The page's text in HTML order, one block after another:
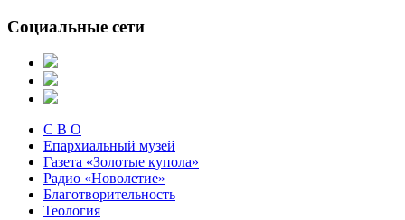
Социальные сети
С В О
Епархиальный музей
Газета «Золотые купола»
Радио «Новолетие»
Благотворительность
Теология